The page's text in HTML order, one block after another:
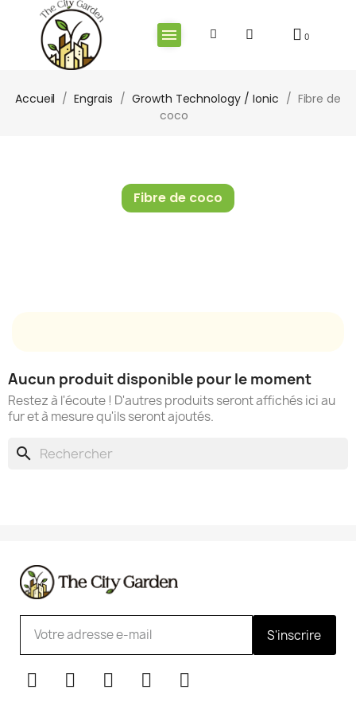
Accueil Engrais Growth Technology / Ionic
Fibre de
coco
Fibre de coco
Aucun produit disponible pour le moment
Restez à l'écoute ! D'autres produits seront affichés ici au
fur et à mesure qu'ils seront ajoutés.
search
S'inscrire